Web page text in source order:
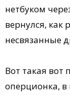
нетбуком
вернулся, как
несвязанные
Вот такая вот
оперционка,